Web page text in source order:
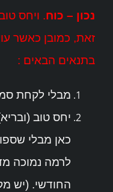
נכון – כוח. ויחס
זאת, כמובן כאשר
בתנאים הבאים :
מבלי לקחת
יחס טוב
כאן מבלי
לרמה נמוכה
החודשי. (יש